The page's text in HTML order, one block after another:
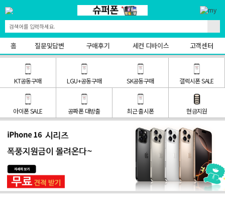
홈 질문및답변 구매후기 세컨 디바이스 고객센터
KT공동구매 LGU+공동구매 SK공동구매 갤럭시폰 SALE
아이폰 SALE 공짜폰 대방출 최근 출시폰 현금지원